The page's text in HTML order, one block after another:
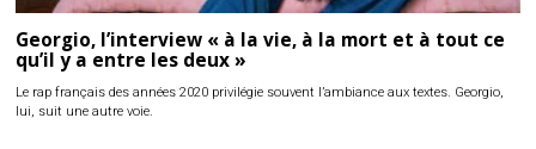
Georgio, l’interview « à la vie, à la mort et à tout ce
qu’il y a entre les deux »
Le rap français des années 2020 privilégie souvent l’ambiance aux textes. Georgio,
lui, suit une autre voie.